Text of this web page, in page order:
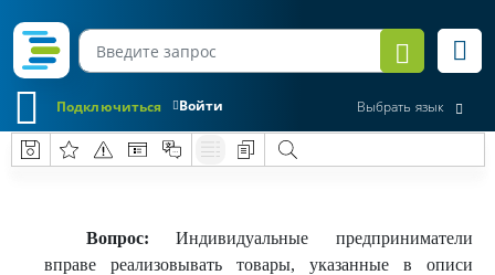
Войти
Подключиться Выбрать язык
Вопрос: Индивидуальные предприниматели
вправе реализовывать товары, указанные в описи